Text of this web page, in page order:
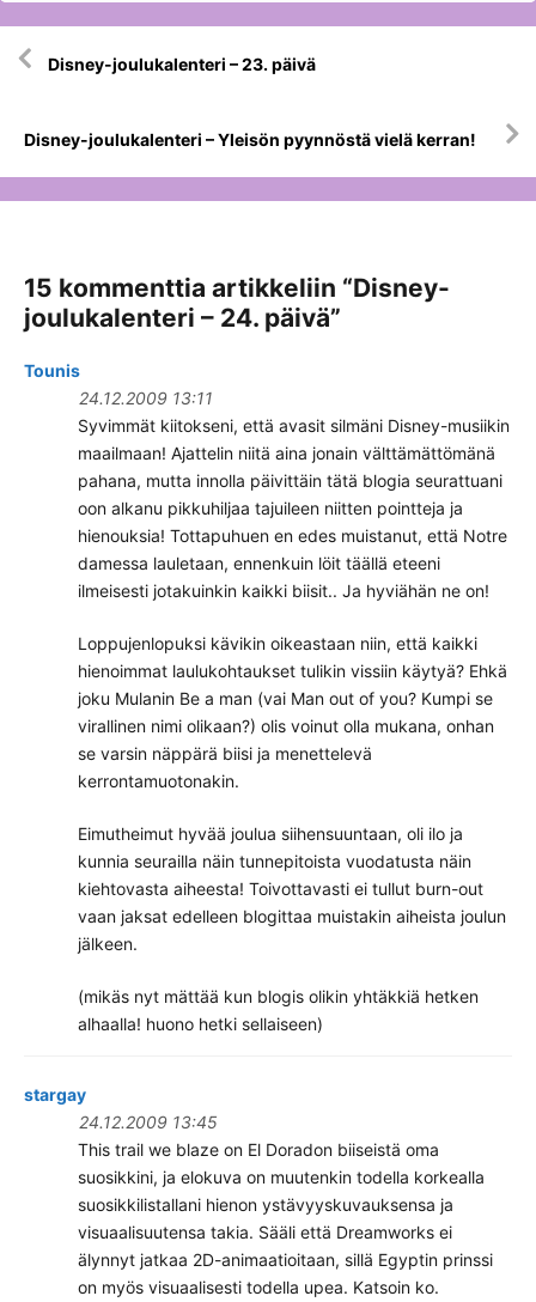
selausDisney-joulukalenteri – 23. päivä
Disney-joulukalenteri – Yleisön pyynnöstä vielä kerran!
15 kommenttia artikkeliin “Disney-
joulukalenteri – 24. päivä”
Tounis
24.12.2009 13:11
Syvimmät kiitokseni, että avasit silmäni Disney-musiikin
maailmaan! Ajattelin niitä aina jonain välttämättömänä
pahana, mutta innolla päivittäin tätä blogia seurattuani
oon alkanu pikkuhiljaa tajuileen niitten pointteja ja
hienouksia! Tottapuhuen en edes muistanut, että Notre
damessa lauletaan, ennenkuin löit täällä eteeni
ilmeisesti jotakuinkin kaikki biisit.. Ja hyviähän ne on!
Loppujenlopuksi kävikin oikeastaan niin, että kaikki
hienoimmat laulukohtaukset tulikin vissiin käytyä? Ehkä
joku Mulanin Be a man (vai Man out of you? Kumpi se
virallinen nimi olikaan?) olis voinut olla mukana, onhan
se varsin näppärä biisi ja menettelevä
kerrontamuotonakin.
Eimutheimut hyvää joulua siihensuuntaan, oli ilo ja
kunnia seurailla näin tunnepitoista vuodatusta näin
kiehtovasta aiheesta! Toivottavasti ei tullut burn-out
vaan jaksat edelleen blogittaa muistakin aiheista joulun
jälkeen.
(mikäs nyt mättää kun blogis olikin yhtäkkiä hetken
alhaalla! huono hetki sellaiseen)
stargay
24.12.2009 13:45
This trail we blaze on El Doradon biiseistä oma
suosikkini, ja elokuva on muutenkin todella korkealla
suosikkilistallani hienon ystävyyskuvauksensa ja
visuaalisuutensa takia. Sääli että Dreamworks ei
älynnyt jatkaa 2D-animaatioitaan, sillä Egyptin prinssi
on myös visuaalisesti todella upea. Katsoin ko.